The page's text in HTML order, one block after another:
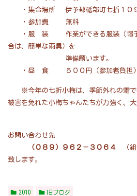
・集合場所 伊予郡砥部町七折１０
・参加費 無料
・服 装 作業ができる服装（帽子
合は、簡単な雨具）を
準備願います。
・昼 食 ５００円（参加者負担）
※今年の七折小梅は、季節外れの霜で
被害を免れた小梅ちゃんたちが力強く、
お問い合わせ先
（０８９）９６２－３０６４ （組
致します。
2010 旧ブログ